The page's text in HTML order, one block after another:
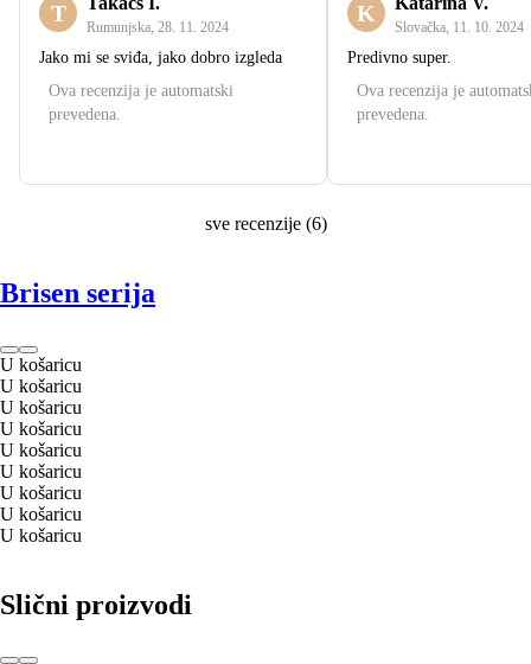
T
Rumunjska 28. 11. 2024
Jako mi se sviđa, jako dobro izgleda
Ova recenzija je automatski
prevedena.
K
Slovačka 11. 10. 2024
Predivno super.
Ova recenzija je
prevedena.
sve recenzije(6)
Brisen serija
U košaricu
U košaricu
U košaricu
U košaricu
U košaricu
U košaricu
U košaricu
U košaricu
U košaricu
Slični proizvodi